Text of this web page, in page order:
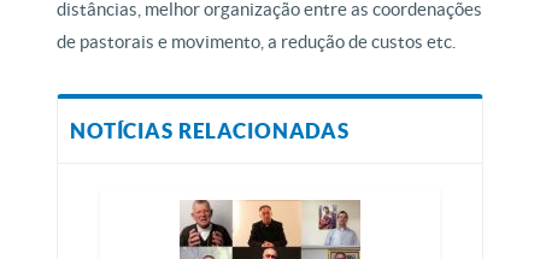
distâncias, melhor organização entre as coordenações
de pastorais e movimento, a redução de custos etc.
NOTÍCIAS RELACIONADAS